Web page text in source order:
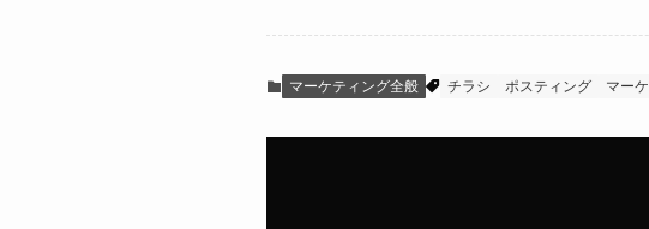
マーケティング全般 チラシ ポスティング マー